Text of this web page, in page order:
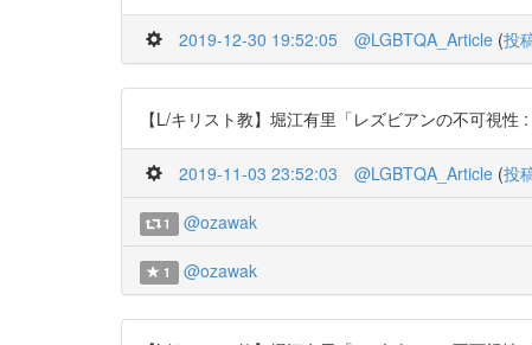
2019-12-30 19:52:05 @LGBTQA_Article (投
【L/キリスト教】堀江有里「レズビアンの不可視
2019-11-03 23:52:03 @LGBTQA_Article (投
1 @ozawak
1 @ozawak